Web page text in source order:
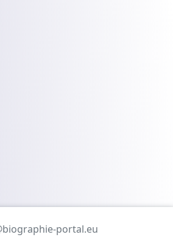
portal.eu